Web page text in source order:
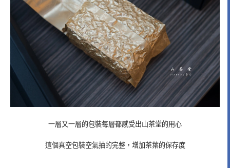
一層又一層的包裝每層都感受出山茶堂的用心
這個真空包裝空氣抽的完整，增加茶葉的保存度